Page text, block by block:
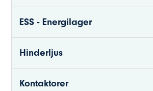
ESS - Energilager
Hinderljus
Kontaktorer